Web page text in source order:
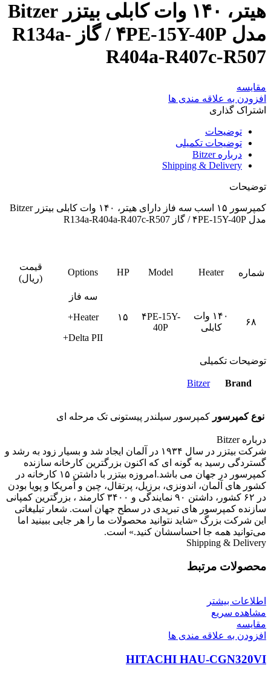
هیتر، ۱۴۰ وات کابلی بیتزر Bitzer
مدل ۴PE-15Y-40P / گاز R134a-
R404a-R407c-R507
مقایسه
افزودن به علاقه مندی ها
اشتراک گذاری
توضیحات
توضیحات تکمیلی
درباره Bitzer
Shipping & Delivery
توضیحات
کمپرسور ۱۵ اسب سه فاز دارای هیتر، ۱۴۰ وات کابلی بیتزر Bitzer
مدل ۴PE-15Y-40P / گاز R134a-R404a-R407c-R507
شماره Heater
Model
HP
Options
قیمت
(ریال)
۶۸
۱۴۰ وات
کابلی
۴PE-15Y-
40P
۱۵
سه فاز
Heater+
Delta PII+
توضیحات تکمیلی
Brand
Bitzer
نوع کمپرسور کمپرسور سیلندر پیستونی تک مرحله ای
درباره Bitzer
شرکت بیتزر در سال ۱۹۳۴ در آلمان ایجاد شد و بسیار زود به رشد و
گستردگی رسید به گونه ای که اکنون بزرگترین کارخانه سازنده
کمپرسور در جهان می باشد.امروزه بیتزر با داشتن ۱۵ کارخانه در
کشور های آلمان، اندونزی، برزیل، پرتقال، چین و آمریکا و پویا بودن
در ۶۲ کشور، داشتن ۹۰ نمایندگی و ۳۴۰۰ کارمند ، بزرگترین کمپانی
سازنده کمپرسور های تبریدی در سطح جهان است. شعار تبلیغاتی
این شرکت بزرگ «شاید نتوانید محصولات ما را هر جایی ببینید اما
می‌توانید همه جا احساسشان کنید.» است.
Shipping & Delivery
محصولات مرتبط
اطلاعات بیشتر
مشاهده سریع
مقایسه
افزودن به علاقه مندی ها
HITACHI HAU-CGN320VI